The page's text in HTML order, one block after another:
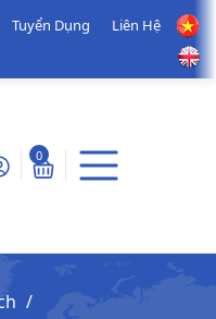
Tuyển Dụng Liên Hệ
0